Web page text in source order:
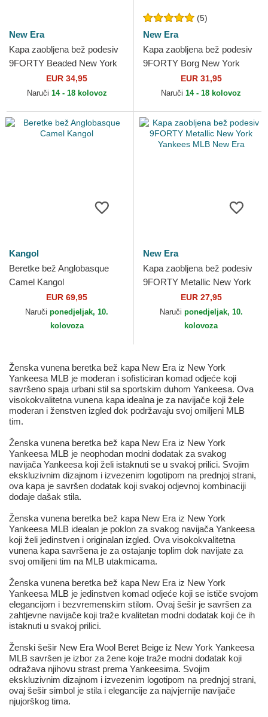
New Era
Kapa zaobljena bež podesiv
9FORTY Beaded New York
Yankees MLB New Era
EUR 34,95
Naruči 14 - 18 kolovoz
(5)
New Era
Kapa zaobljena bež podesiv
9FORTY Borg New York
Yankees MLB New Era
EUR 31,95
Naruči 14 - 18 kolovoz
Kangol
Beretke bež Anglobasque
Camel Kangol
EUR 69,95
Naruči ponedjeljak, 10.
kolovoza
New Era
Kapa zaobljena bež podesiv
9FORTY Metallic New York
Yankees MLB New Era
EUR 27,95
Naruči ponedjeljak, 10.
kolovoza
Ženska vunena beretka bež kapa New Era iz New York
Yankeesa MLB je moderan i sofisticiran komad odjeće koji
savršeno spaja urbani stil sa sportskim duhom Yankeesa. Ova
visokokvalitetna vunena kapa idealna je za navijače koji žele
moderan i ženstven izgled dok podržavaju svoj omiljeni MLB
tim.
Ženska vunena beretka bež kapa New Era iz New York
Yankeesa MLB je neophodan modni dodatak za svakog
navijača Yankeesa koji želi istaknuti se u svakoj prilici. Svojim
ekskluzivnim dizajnom i izvezenim logotipom na prednjoj strani,
ova kapa je savršen dodatak koji svakoj odjevnoj kombinaciji
dodaje dašak stila.
Ženska vunena beretka bež kapa New Era iz New York
Yankeesa MLB idealan je poklon za svakog navijača Yankeesa
koji želi jedinstven i originalan izgled. Ova visokokvalitetna
vunena kapa savršena je za ostajanje toplim dok navijate za
svoj omiljeni tim na MLB utakmicama.
Ženska vunena beretka bež kapa New Era iz New York
Yankeesa MLB je jedinstven komad odjeće koji se ističe svojom
elegancijom i bezvremenskim stilom. Ovaj šešir je savršen za
zahtjevne navijače koji traže kvalitetan modni dodatak koji će ih
istaknuti u svakoj prilici.
Ženski šešir New Era Wool Beret Beige iz New York Yankeesa
MLB savršen je izbor za žene koje traže modni dodatak koji
odražava njihovu strast prema Yankeesima. Svojim
ekskluzivnim dizajnom i izvezenim logotipom na prednjoj strani,
ovaj šešir simbol je stila i elegancije za najvjernije navijače
njujorškog tima.